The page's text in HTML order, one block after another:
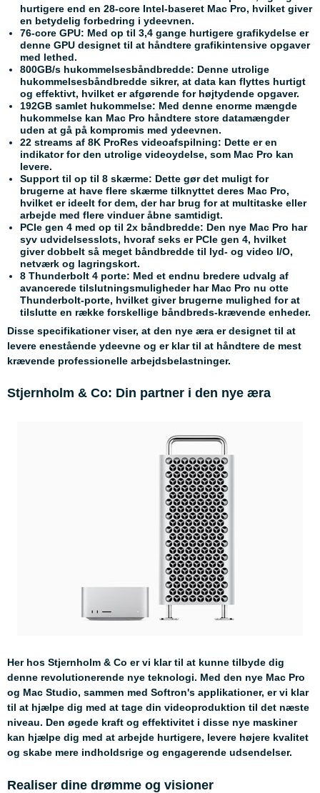
hurtigere end en 28-core Intel-baseret Mac Pro, hvilket giver
en betydelig forbedring i ydeevnen.
76-core GPU: Med op til 3,4 gange hurtigere grafikydelse er
denne GPU designet til at håndtere grafikintensive opgaver
med lethed.
800GB/s hukommelsesbåndbredde: Denne utrolige
hukommelsesbåndbredde sikrer, at data kan flyttes hurtigt
og effektivt, hvilket er afgørende for højtydende opgaver.
192GB samlet hukommelse: Med denne enorme mængde
hukommelse kan Mac Pro håndtere store datamængder
uden at gå på kompromis med ydeevnen.
22 streams af 8K ProRes videoafspilning: Dette er en
indikator for den utrolige videoydelse, som Mac Pro kan
levere.
Support til op til 8 skærme: Dette gør det muligt for
brugerne at have flere skærme tilknyttet deres Mac Pro,
hvilket er ideelt for dem, der har brug for at multitaske eller
arbejde med flere vinduer åbne samtidigt.
PCIe gen 4 med op til 2x båndbredde: Den nye Mac Pro har
syv udvidelsesslots, hvoraf seks er PCIe gen 4, hvilket
giver dobbelt så meget båndbredde til lyd- og video I/O,
netværk og lagringskort.
8 Thunderbolt 4 porte: Med et endnu bredere udvalg af
avancerede tilslutningsmuligheder har Mac Pro nu otte
Thunderbolt-porte, hvilket giver brugerne mulighed for at
tilslutte en række forskellige båndbreds-krævende enheder.
Disse specifikationer viser, at den nye æra er designet til at
levere enestående ydeevne og er klar til at håndtere de mest
krævende professionelle arbejdsbelastninger.
Stjernholm & Co: Din partner i den nye æra
Her hos Stjernholm & Co er vi klar til at kunne tilbyde dig
denne revolutionerende nye teknologi. Med den nye Mac Pro
og Mac Studio, sammen med Softron's applikationer, er vi klar
til at hjælpe dig med at tage din videoproduktion til det næste
niveau. Den øgede kraft og effektivitet i disse nye maskiner
kan hjælpe dig med at arbejde hurtigere, levere højere kvalitet
og skabe mere indholdsrige og engagerende udsendelser.
Realiser dine drømme og visioner